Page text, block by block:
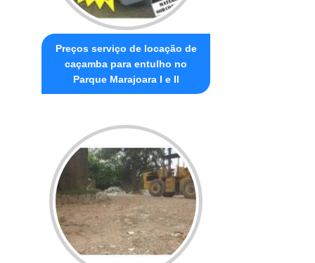
Preços serviço de locação de
caçamba para entulho no
Parque Marajoara I e II